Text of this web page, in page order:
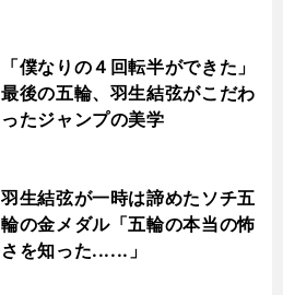
「僕なりの４回転半ができた」
最後の五輪、羽生結弦がこだわ
ったジャンプの美学
羽生結弦が一時は諦めたソチ五
輪の金メダル「五輪の本当の怖
さを知った......」